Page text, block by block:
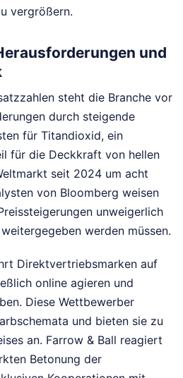
vergrößern.
und
steht die Branche vor
durch steigende
für Titandioxid, ein
für die Deckkraft von hellen
seit 2024 um acht
von Bloomberg weisen
unweigerlich
werden müssen.
Direktvertriebsmarken auf
online agieren und
Diese Wettbewerber
und bieten sie zu
an. Farrow & Ball reagiert
Betonung der